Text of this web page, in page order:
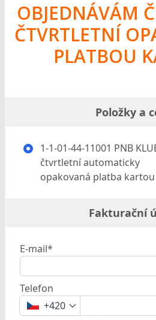
OBJEDNÁVÁM
ČTVRTLETNÍ
PLATBOU
Položky a
1-1-01-44-11001 PNB
čtvrtletní automaticky
opakovaná platba kartou
Fakturační
E-mail*
Telefon
+420